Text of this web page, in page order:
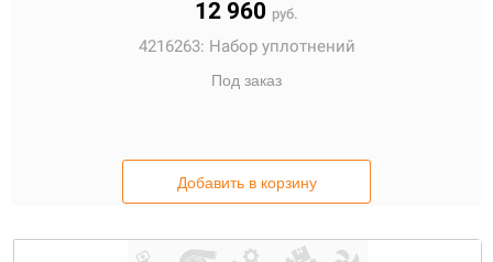
12 960 руб.
4216263: Набор уплотнений
Под заказ
Добавить в корзину